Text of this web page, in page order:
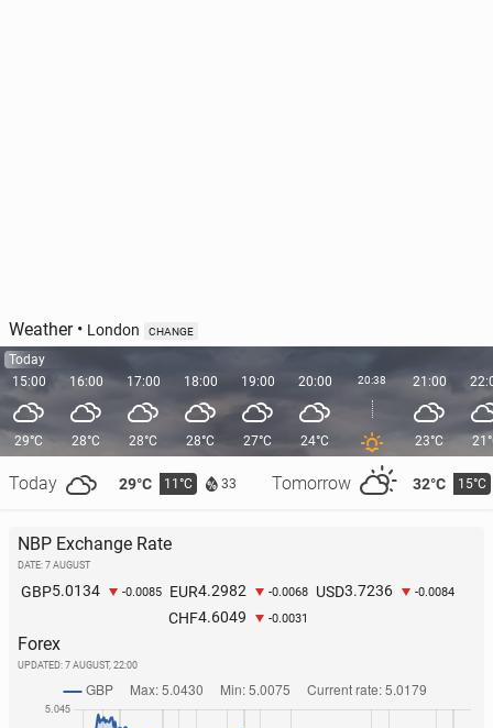
Weather• London CHANGE
Today
15:00
29°C
Today 29°C 11°C 33 Tomorrow 32°C 15°C
16:00
28°C
17:00
28°C
18:00
28°C
19:00
27°C
20:00
24°C
20:38 21:00
23°C
NBP Exchange Rate
DATE: 7 AUGUST
GBP5.0134 -0.0085 EUR4.2982 -0.0068 USD3.7236 -0.0084
CHF4.6049 -0.0031
Forex
UPDATED: 7 AUGUST, 22:00